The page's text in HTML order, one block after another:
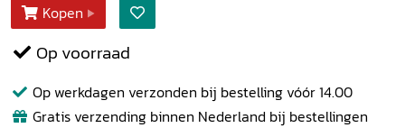
Kopen
Op voorraad
Op werkdagen verzonden bij bestelling vóór 14.00
Gratis verzending binnen Nederland bij bestellingen